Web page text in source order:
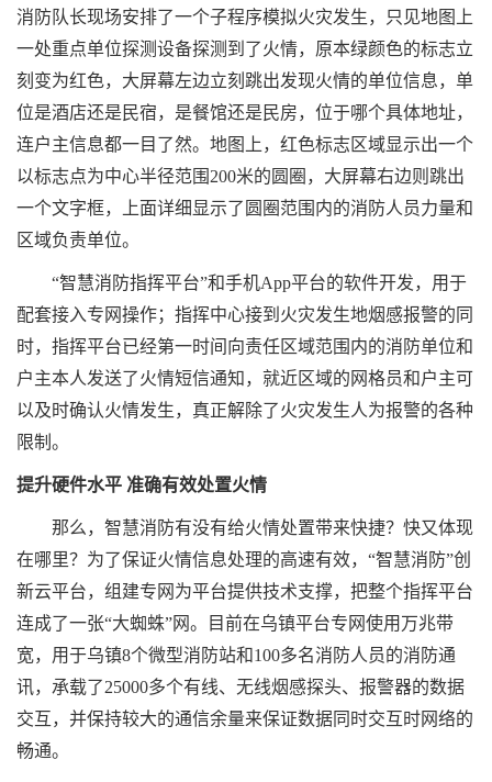
消防队长现场安排了一个子程序模拟火灾发生，只见地图上
一处重点单位探测设备探测到了火情，原本绿颜色的标志立
刻变为红色，大屏幕左边立刻跳出发现火情的单位信息，单
位是酒店还是民宿，是餐馆还是民房，位于哪个具体地址，
连户主信息都一目了然。地图上，红色标志区域显示出一个
以标志点为中心半径范围200米的圆圈，大屏幕右边则跳出
一个文字框，上面详细显示了圆圈范围内的消防人员力量和
区域负责单位。
“智慧消防指挥平台”和手机App平台的软件开发，用于
配套接入专网操作；指挥中心接到火灾发生地烟感报警的同
时，指挥平台已经第一时间向责任区域范围内的消防单位和
户主本人发送了火情短信通知，就近区域的网格员和户主可
以及时确认火情发生，真正解除了火灾发生人为报警的各种
限制。
提升硬件水平 准确有效处置火情
那么，智慧消防有没有给火情处置带来快捷？快又体现
在哪里？为了保证火情信息处理的高速有效，“智慧消防”创
新云平台，组建专网为平台提供技术支撑，把整个指挥平台
连成了一张“大蜘蛛”网。目前在乌镇平台专网使用万兆带
宽，用于乌镇8个微型消防站和100多名消防人员的消防通
讯，承载了25000多个有线、无线烟感探头、报警器的数据
交互，并保持较大的通信余量来保证数据同时交互时网络的
畅通。